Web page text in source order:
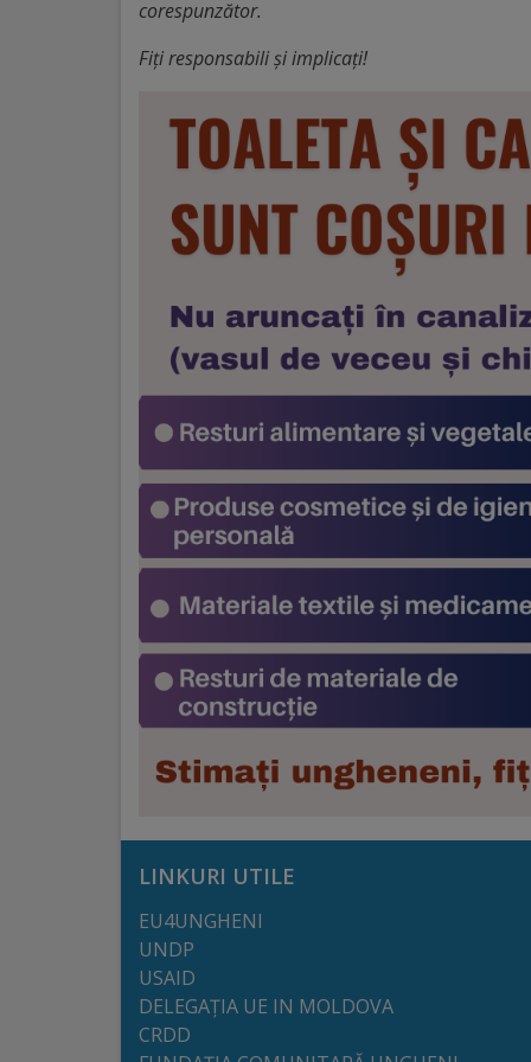
arhitecturale
Personalități
marcante
Sportivi
performanță
imagini
Galerie
Galerii
Administrație
Viceprimari
Organigrama
Aparatul
primăriei
corespunzător.
Fiți responsabili și implicați!
LINKURI UTILE
EU4UNGHENI
UNDP
USAID
DELEGAȚIA UE IN MOLDOVA
CRDD